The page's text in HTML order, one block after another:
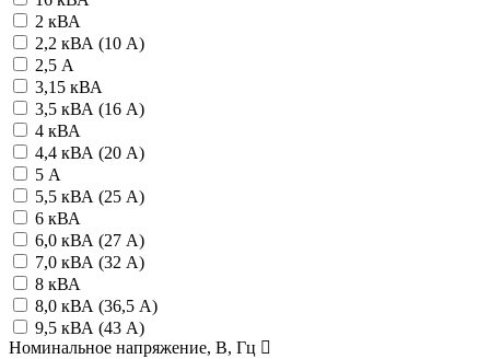
2 кВА
2,2 кВА (10 А)
2,5 А
3,15 кВА
3,5 кВА (16 А)
4 кВА
4,4 кВА (20 А)
5 А
5,5 кВА (25 А)
6 кВА
6,0 кВА (27 А)
7,0 кВА (32 А)
8 кВА
8,0 кВА (36,5 А)
9,5 кВА (43 А)
Номинальное напряжение, В, Гц